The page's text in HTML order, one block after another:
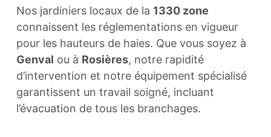
Nos jardiniers locaux de la 1330 zone
connaissent les réglementations en vigueur
pour les hauteurs de haies. Que vous soyez à
Genval ou à Rosières, notre rapidité
d’intervention et notre équipement spécialisé
garantissent un travail soigné, incluant
l’évacuation de tous les branchages.